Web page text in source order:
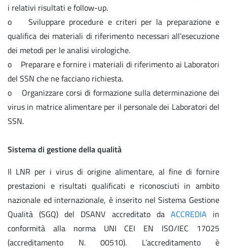
i relativi risultati e follow-up.
o Sviluppare procedure e criteri per la preparazione e
qualifica dei materiali di riferimento necessari all’esecuzione
dei metodi per le analisi virologiche.
o Preparare e fornire i materiali di riferimento ai Laboratori
del SSN che ne facciano richiesta.
o Organizzare corsi di formazione sulla determinazione dei
virus in matrice alimentare per il personale dei Laboratori del
SSN.
Sistema di gestione della qualità
Il LNR per i virus di origine alimentare, al fine di fornire
prestazioni e risultati qualificati e riconosciuti in ambito
nazionale ed internazionale, è inserito nel Sistema Gestione
Qualità (SGQ) del DSANV accreditato da ACCREDIA in
conformità alla norma UNI CEI EN ISO/IEC 17025
(accreditamento N. 00510). L’accreditamento è